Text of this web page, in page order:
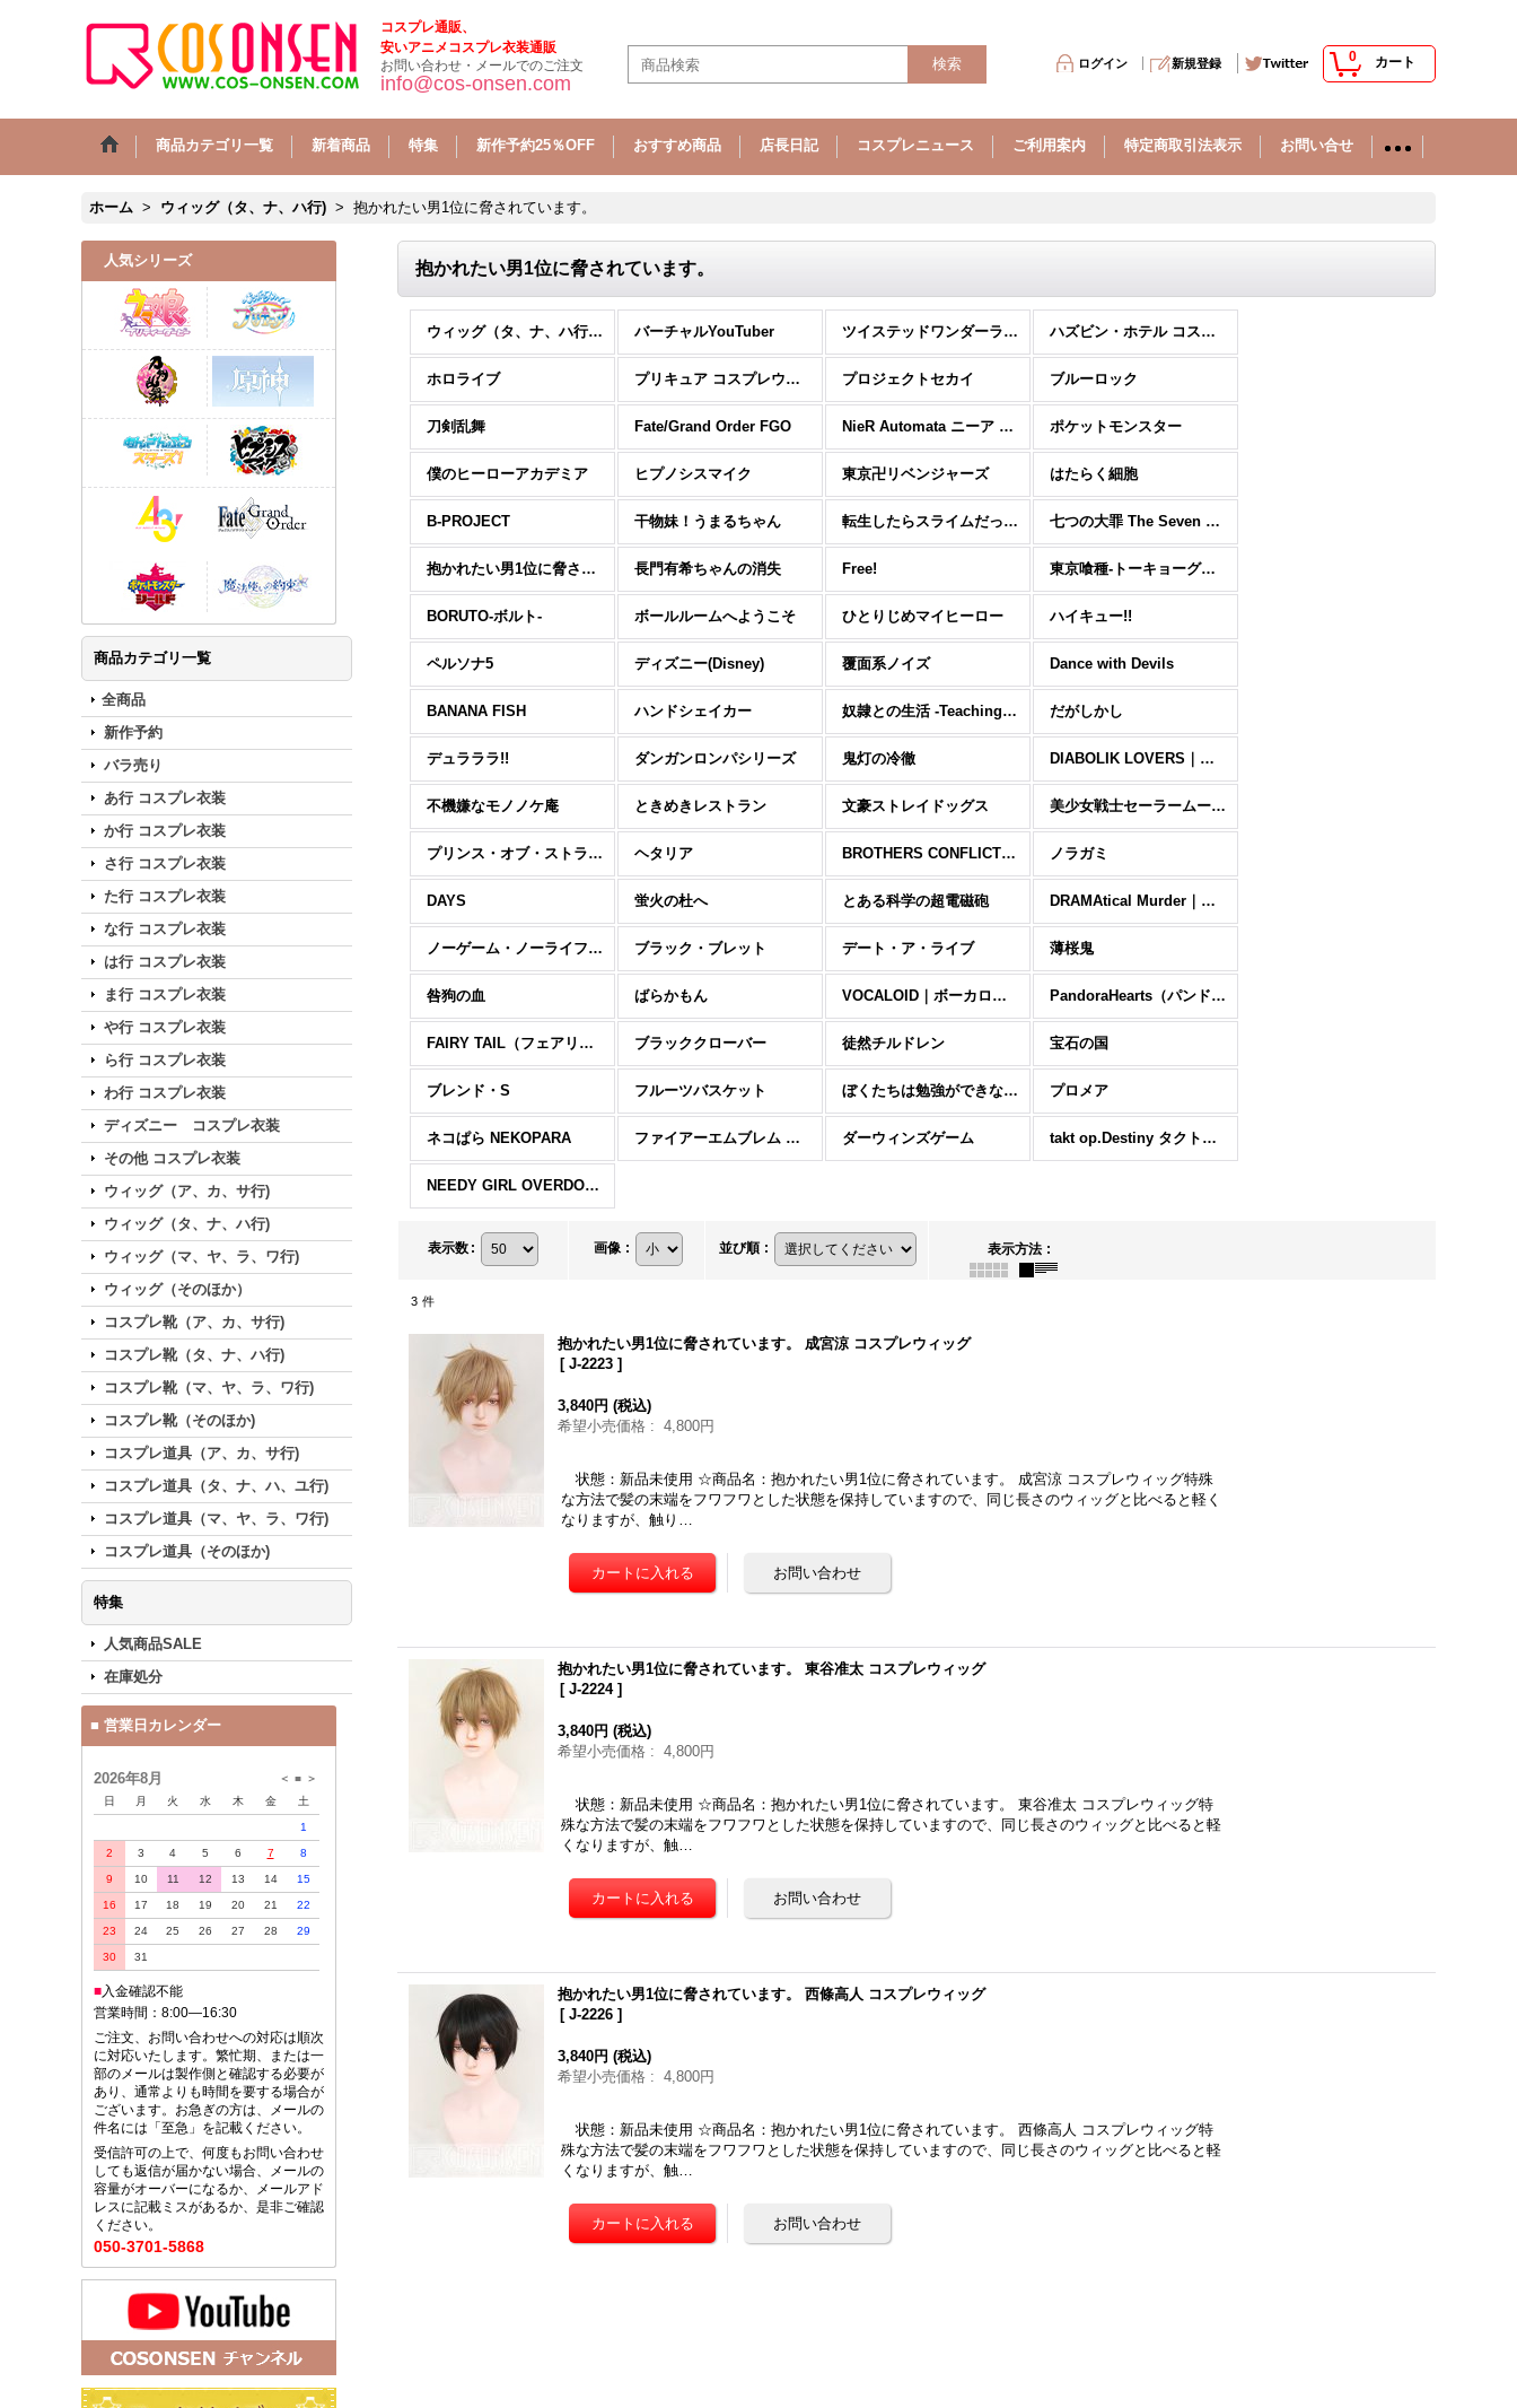
コスプレ通販、
安いアニメコスプレ衣装通販
お問い合わせ・メールでのご注文
info@cos-onsen.com
0 カート
ログイン 新規登録
商品カテゴリ一覧 新着商品 特集 新作予約25％OFF おすすめ商品 店長日記 コスプレニュース ご利用案内 特定商取引法表示 お問い合せ
ホーム > ウィッグ（タ、ナ、ハ行) > 抱かれたい男1位に脅されています。
人気シリーズ
商品カテゴリ一覧
全商品
新作予約
バラ売り
あ行 コスプレ衣装
か行 コスプレ衣装
さ行 コスプレ衣装
た行 コスプレ衣装
な行 コスプレ衣装
は行 コスプレ衣装
ま行 コスプレ衣装
や行 コスプレ衣装
ら行 コスプレ衣装
わ行 コスプレ衣装
ディズニー コスプレ衣装
その他 コスプレ衣装
ウィッグ（ア、カ、サ行)
ウィッグ（タ、ナ、ハ行)
ウィッグ（マ、ヤ、ラ、ワ行)
ウィッグ（そのほか）
コスプレ靴（ア、カ、サ行)
コスプレ靴（タ、ナ、ハ行)
コスプレ靴（マ、ヤ、ラ、ワ行)
コスプレ靴（そのほか)
コスプレ道具（ア、カ、サ行)
コスプレ道具（タ、ナ、ハ、ユ行)
コスプレ道具（マ、ヤ、ラ、ワ行)
コスプレ道具（そのほか)
特集
人気商品SALE
在庫処分
■ 営業日カレンダー
＞
■
＜
2026年8月
日 月 火 水 木 金 土
1
2 3 4 5 6 7 8
9 10 11 12 13 14 15
16 17 18 19 20 21 22
23 24 25 26 27 28 29
30 31
■入金確認不能
営業時間：8:00—16:30
ご注文、お問い合わせへの対応は順次
に対応いたします。繁忙期、または一
部のメールは製作側と確認する必要が
あり、通常よりも時間を要する場合が
ございます。お急ぎの方は、メールの
件名には「至急」を記載ください。
受信許可の上で、何度もお問い合わせ
しても返信が届かない場合、メールの
容量がオーバーになるか、メールアド
レスに記載ミスがあるか、是非ご確認
ください。
050-3701-5868
抱かれたい男1位に脅されています。
ウィッグ（タ、ナ、ハ行) (全商品) バーチャルYouTuber ツイステッドワンダーランド ハズビン・ホテル コスプレウィッグ
ホロライブ プリキュア コスプレウィッグ プロジェクトセカイ ブルーロック
刀剣乱舞 Fate/Grand Order FGO NieR Automata ニーア オートマタ ポケットモンスター
僕のヒーローアカデミア ヒプノシスマイク 東京卍リベンジャーズ はたらく細胞
B-PROJECT 干物妹！うまるちゃん 転生したらスライムだった件 七つの大罪 The Seven Deadly Sins
抱かれたい男1位に脅されています。 長門有希ちゃんの消失 Free! 東京喰種-トーキョーグール
BORUTO-ボルト- ボールルームへようこそ ひとりじめマイヒーロー ハイキュー!!
ペルソナ5 ディズニー(Disney) 覆面系ノイズ Dance with Devils
BANANA FISH ハンドシェイカー 奴隷との生活 -Teaching Feeling- だがしかし
デュラララ!! ダンガンロンパシリーズ 鬼灯の冷徹 DIABOLIK LOVERS｜ディアボリック ラヴァーズ
不機嫌なモノノケ庵 ときめきレストラン 文豪ストレイドッグス 美少女戦士セーラームーン
プリンス・オブ・ストライド ヘタリア BROTHERS CONFLICT｜ブラザーズ コンフリクト ノラガミ
DAYS 蛍火の杜へ とある科学の超電磁砲 DRAMAtical Murder｜ドラマティカル マーダー(ドラマダ)
ノーゲーム・ノーライフ （NO GAME NO LIFE） ブラック・ブレット デート・ア・ライブ 薄桜鬼
咎狗の血 ばらかもん VOCALOID｜ボーカロイド PandoraHearts（パンドラハーツ）
FAIRY TAIL（フェアリーテイル） ブラッククローバー 徒然チルドレン 宝石の国
ブレンド・S フルーツバスケット ぼくたちは勉強ができない プロメア
ネコぱら NEKOPARA ファイアーエムブレム 風花雪月 ダーウィンズゲーム takt op.Destiny タクトオーパスデスティニー
NEEDY GIRL OVERDOSE
表示数 : 画像 : 並び順 : 表示方法 :
3 件
抱かれたい男1位に脅されています。 成宮涼 コスプレウィッグ
[ J-2223 ]
3,840円 (税込)
希望小売価格 : 4,800円
状態：新品未使用 ☆商品名：抱かれたい男1位に脅されています。 成宮涼 コスプレウィッグ特殊
な方法で髪の末端をフワフワとした状態を保持していますので、同じ長さのウィッグと比べると軽く
なりますが、触り…
抱かれたい男1位に脅されています。 東谷准太 コスプレウィッグ
[ J-2224 ]
3,840円 (税込)
希望小売価格 : 4,800円
状態：新品未使用 ☆商品名：抱かれたい男1位に脅されています。 東谷准太 コスプレウィッグ特
殊な方法で髪の末端をフワフワとした状態を保持していますので、同じ長さのウィッグと比べると軽
くなりますが、触…
抱かれたい男1位に脅されています。 西條高人 コスプレウィッグ
[ J-2226 ]
3,840円 (税込)
希望小売価格 : 4,800円
状態：新品未使用 ☆商品名：抱かれたい男1位に脅されています。 西條高人 コスプレウィッグ特
殊な方法で髪の末端をフワフワとした状態を保持していますので、同じ長さのウィッグと比べると軽
くなりますが、触…